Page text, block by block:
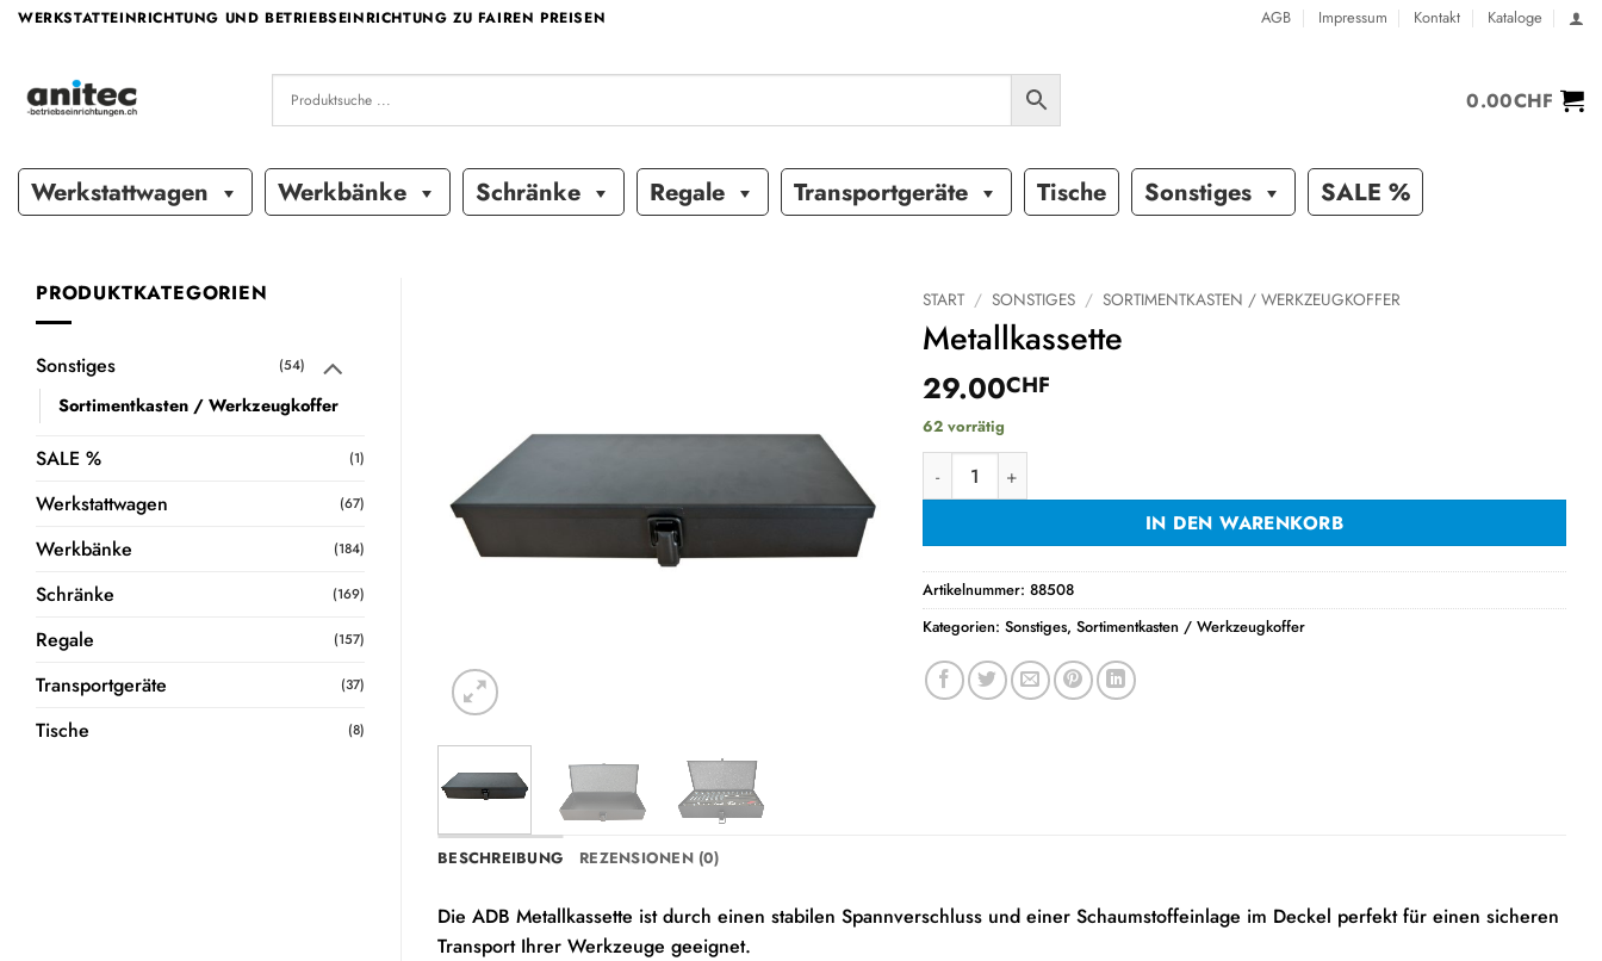
ZumWERKSTATTEINRICHTUNG UND BETRIEBSEINRICHTUNG ZU FAIREN PREISEN AGB Impressum Kontakt Kataloge
0.00CHF
Werkstattwagen Werkbänke Schränke Regale Transportgeräte Tische Sonstiges SALE %
PRODUKTKATEGORIEN
Sonstiges (54)
Sortimentkasten / Werkzeugkoffer
SALE % (1)
Werkstattwagen (67)
Werkbänke (184)
Schränke (169)
Regale (157)
Transportgeräte (37)
Tische (8)
START / SONSTIGES / SORTIMENTKASTEN / WERKZEUGKOFFER
Metallkassette
29.00CHF
62 vorrätig
Metallkassette Menge
IN DEN WARENKORB
Artikelnummer:88508
Kategorien:Sonstiges,Sortimentkasten / Werkzeugkoffer
BESCHREIBUNG REZENSIONEN (0)
Die ADB Metallkassette ist durch einen stabilen Spannverschluss und einer Schaumstoffeinlage im Deckel perfekt für einen sicheren
Transport Ihrer Werkzeuge geeignet.